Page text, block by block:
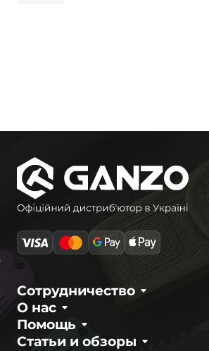
О нас
Сотрудничество
Статьи и обзоры
Помощь